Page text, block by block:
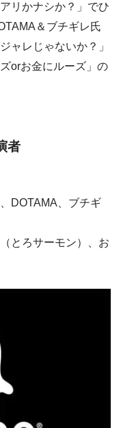
リかナシか？」でひ
＆ブチギレ氏
ャレじゃないか？」
orお金にルーズ」の
者
DOTAMA、ブチギ
とろサーモン）、お